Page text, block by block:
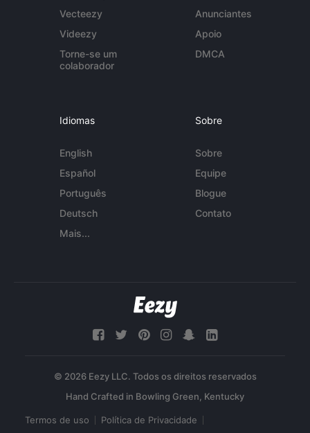
Vecteezy
Videezy
Torne-se um
colaborador
Anunciantes
Apoio
DMCA
Idiomas
English
Español
Português
Deutsch
Mais...
Sobre
Sobre
Equipe
Blogue
Contato
© 2026 Eezy LLC. Todos os direitos reservados
Termos de uso Política de Privacidade